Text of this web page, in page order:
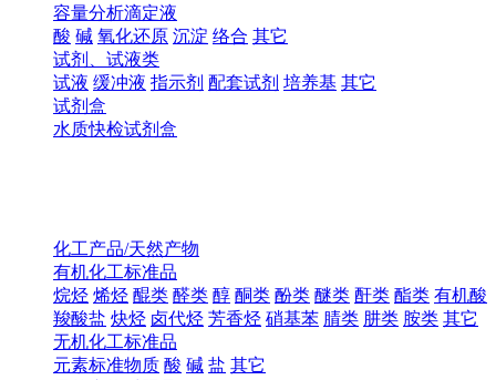
容量分析滴定液
酸 碱 氧化还原 沉淀 络合 其它
试剂、试液类
试液 缓冲液 指示剂 配套试剂 培养基 其它
试剂盒
水质快检试剂盒
化工产品/天然产物
有机化工标准品
烷烃 烯烃 醌类 醛类 醇 酮类 酚类 醚类 酐类 酯类 有机酸
羧酸盐 炔烃 卤代烃 芳香烃 硝基苯 腈类 肼类 胺类 其它
无机化工标准品
元素标准物质 酸 碱 盐 其它